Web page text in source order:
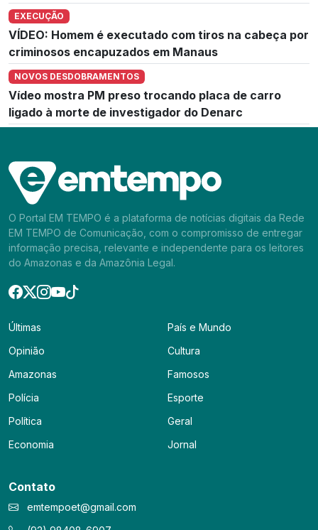
EXECUÇÃO
VÍDEO: Homem é executado com tiros na cabeça por
criminosos encapuzados em Manaus
NOVOS DESDOBRAMENTOS
Vídeo mostra PM preso trocando placa de carro
ligado à morte de investigador do Denarc
O Portal EM TEMPO é a plataforma de notícias digitais da Rede
EM TEMPO de Comunicação, com o compromisso de entregar
informação precisa, relevante e independente para os leitores
do Amazonas e da Amazônia Legal.
Últimas
Opinião
Amazonas
Polícia
Política
Economia
País e Mundo
Cultura
Famosos
Esporte
Geral
Jornal
Contato
emtempoet@gmail.com